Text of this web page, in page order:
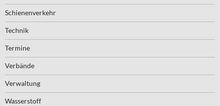
Schienenverkehr
Technik
Termine
Verbände
Verwaltung
Wasserstoff